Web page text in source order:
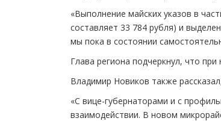
«Выполнение майских указов в
составляет 33 784 рубля) и
мы пока в состоянии
Глава региона подчеркнул, что
Владимир Новиков также
«С вице-губернаторами и с
взаимодействии. В новом